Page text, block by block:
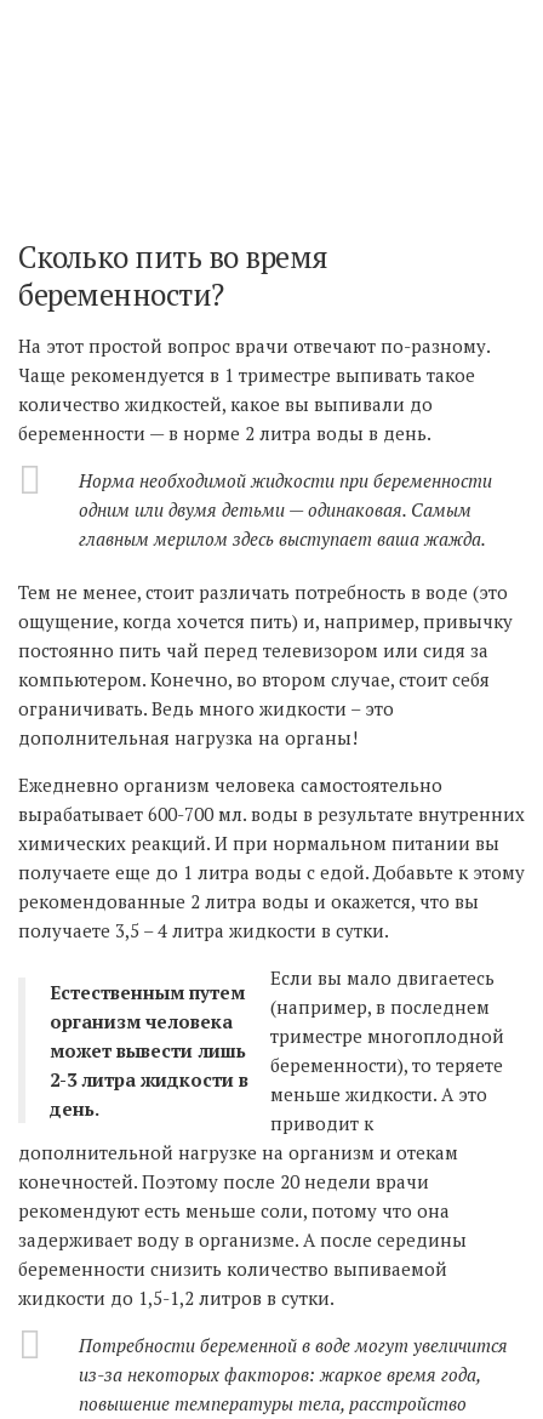
Сколько пить во время
беременности?
На этот простой вопрос врачи отвечают по-разному.
Чаще рекомендуется в 1 триместре выпивать такое
количество жидкостей, какое вы выпивали до
беременности — в норме 2 литра воды в день.
Норма необходимой жидкости при беременности
одним или двумя детьми — одинаковая. Самым
главным мерилом здесь выступает ваша жажда.
Тем не менее, стоит различать потребность в воде (это
ощущение, когда хочется пить) и, например, привычку
постоянно пить чай перед телевизором или сидя за
компьютером. Конечно, во втором случае, стоит себя
ограничивать. Ведь много жидкости – это
дополнительная нагрузка на органы!
Ежедневно организм человека самостоятельно
вырабатывает 600-700 мл. воды в результате внутренних
химических реакций. И при нормальном питании вы
получаете еще до 1 литра воды с едой. Добавьте к этому
рекомендованные 2 литра воды и окажется, что вы
получаете 3,5 – 4 литра жидкости в сутки.
Естественным путем
организм человека
может вывести лишь
2-3 литра жидкости в
день.
Если вы мало двигаетесь
(например, в последнем
триместре многоплодной
беременности), то теряете
меньше жидкости. А это
приводит к
дополнительной нагрузке на организм и отекам
конечностей. Поэтому после 20 недели врачи
рекомендуют есть меньше соли, потому что она
задерживает воду в организме. А после середины
беременности снизить количество выпиваемой
жидкости до 1,5-1,2 литров в сутки.
Потребности беременной в воде могут увеличится
из-за некоторых факторов: жаркое время года,
повышение температуры тела, расстройство